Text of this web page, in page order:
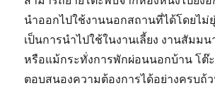
นำออกไปใช้งานนอกสถานที่ได้โดยไม่
เป็นการนำไปใช้ในงานเลี้ยง งานสัมม
หรือแม้กระทั่งการพักผ่อนนอกบ้าน โต๊
ตอบสนองความต้องการได้อย่างครบถ้